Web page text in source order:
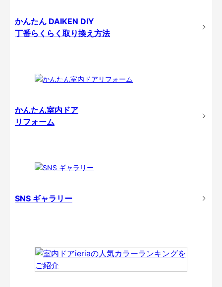
かんたん DAIKEN DIY
丁番らくらく取り換え方法
かんたん室内ドア
リフォーム
SNS ギャラリー